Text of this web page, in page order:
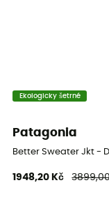
Ekologicky šetrné
Patagonia
Better Sweater Jkt -
1948,20 Kč